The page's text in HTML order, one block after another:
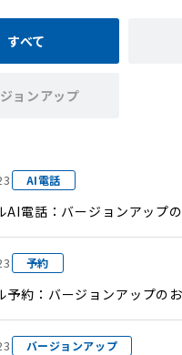
すべて
ョンアップ
AI電話
AI電話：バージョンアップ
予約
予約：バージョンアップの
バージョンアップ